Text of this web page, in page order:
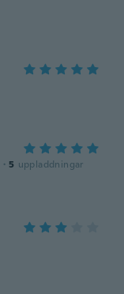
· 5 uppladdningar